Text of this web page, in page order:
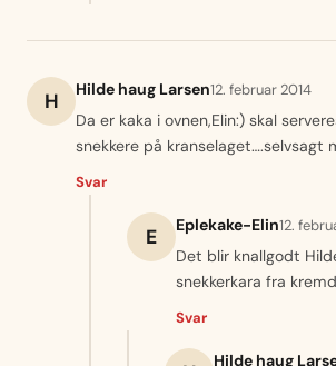
H Hilde haug Larsen12. februar 2014
Da er kaka i ovnen,Elin:) skal
snekkere på kranselaget….selvsagt
Svar
E Eplekake-Elin12.
Det blir knallgodt
snekkerkara fra
Svar
Hilde haug